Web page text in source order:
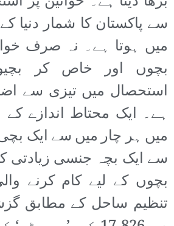
سے پاکستان کا شمار دنیا
میں ہوتا ہے۔ نہ صرف
بچوں اور خاص کر
استحصال میں تیزی سے
ہے۔ ایک محتاط اندازے
میں ہر چار میں سے ایک
سے ایک بچہ جنسی زیادتی
بچوں کے لیے کام کرنے
تنظیم ساحل کے مطابق